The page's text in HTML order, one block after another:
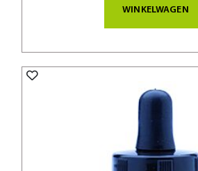
WINKELWAGEN